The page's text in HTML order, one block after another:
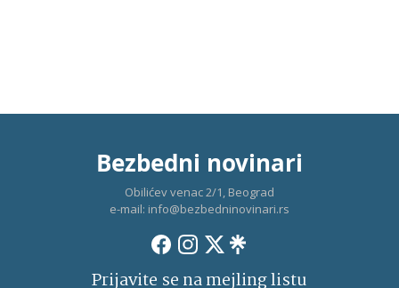
Bezbedni novinari
Obilićev venac 2/1, Beograd
e-mail: info@bezbedninovinari.rs
Prijavite se na mejling listu